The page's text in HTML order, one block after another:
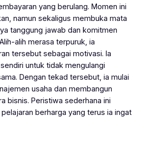
yang berulang. Momen ini
namun sekaligus membuka mata
tanggung jawab dan komitmen
alih merasa terpuruk, ia
tersebut sebagai motivasi. Ia
untuk tidak mengulangi
Dengan tekad tersebut, ia mulai
usaha dan membangun
bisnis. Peristiwa sederhana ini
berharga yang terus ia ingat